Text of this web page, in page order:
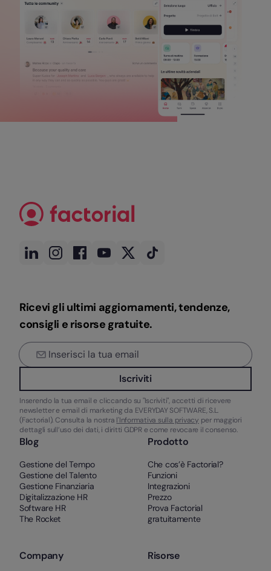
Ricevi gli ultimi aggiornamenti, tendenze,
consigli e risorse gratuite.
Iscriviti
Inserendo la tua email e cliccando su "Iscriviti", accetti di ricevere
newsletter e email di marketing da EVERYDAY SOFTWARE, S.L.
(Factorial). Consulta la nostra l'Informativa sulla privacy per maggiori
dettagli sull’uso dei dati, i diritti GDPR e come revocare il consenso.
Blog
Gestione del Tempo
Gestione del Talento
Gestione Finanziaria
Digitalizzazione HR
Software HR
The Rocket
Prodotto
Che cos’è Factorial?
Funzioni
Integrazioni
Prezzo
Prova Factorial
gratuitamente
Company Risorse